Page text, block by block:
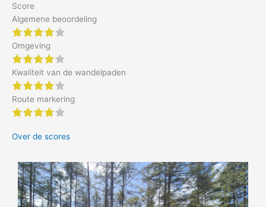
Score
Algemene beoordeling
Omgeving
Kwaliteit van de wandelpaden
Route markering
Over de scores